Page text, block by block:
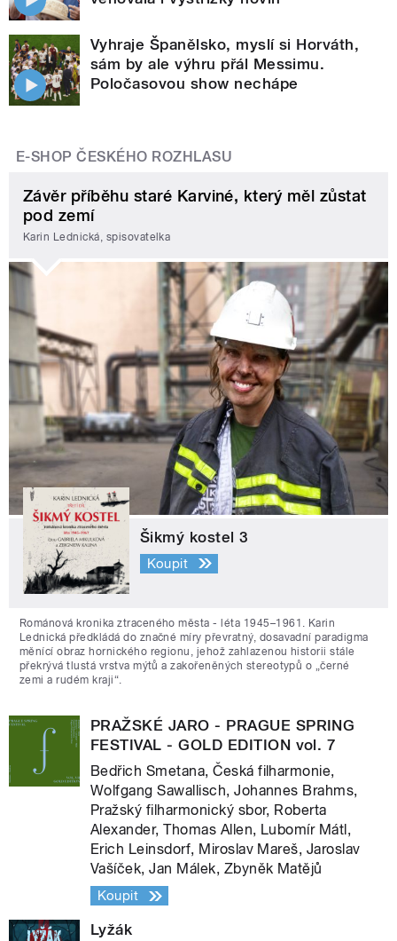
Vyhraje Španělsko, myslí si Horváth,
sám by ale výhru přál Messimu.
Poločasovou show nechápe
E-SHOP ČESKÉHO ROZHLASU
Závěr příběhu staré Karviné, který měl zůstat
pod zemí
Karin Lednická, spisovatelka
Šikmý kostel 3
Koupit
Románová kronika ztraceného města - léta 1945–1961. Karin
Lednická předkládá do značné míry převratný, dosavadní paradigma
měnící obraz hornického regionu, jehož zahlazenou historii stále
překrývá tlustá vrstva mýtů a zakořeněných stereotypů o „černé
zemi a rudém kraji“.
PRAŽSKÉ JARO - PRAGUE SPRING
FESTIVAL - GOLD EDITION vol. 7
Bedřich Smetana, Česká filharmonie,
Wolfgang Sawallisch, Johannes Brahms,
Pražský filharmonický sbor, Roberta
Alexander, Thomas Allen, Lubomír Mátl,
Erich Leinsdorf, Miroslav Mareš, Jaroslav
Vašíček, Jan Málek, Zbyněk Matějů
Koupit
Lyžák